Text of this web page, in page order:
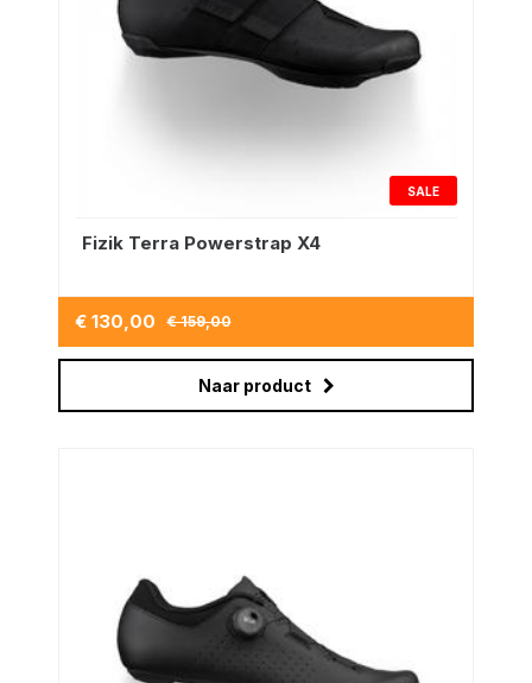
SALE
Fizik Terra Powerstrap X4
€ 130,00 € 159,00
Naar product